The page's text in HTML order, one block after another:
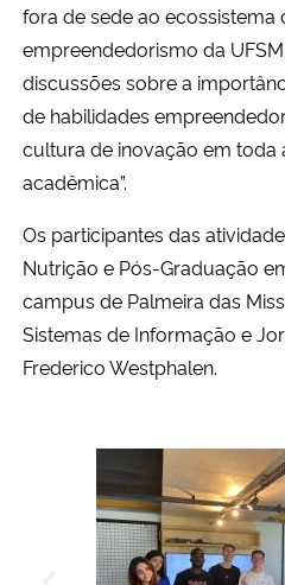
Planalto
fora de sede ao ecossistema
empreendedorismo da
discussões sobre a
de habilidades
cultura de inovação em toda
acadêmica”.
Os participantes das
Nutrição e Pós-Graduação
campus de Palmeira das
Sistemas de Informação e
Frederico Westphalen.